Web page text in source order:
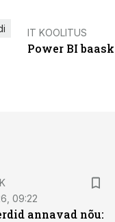
IT KOOLITUS
Power BI
09:22
annavad nõu: